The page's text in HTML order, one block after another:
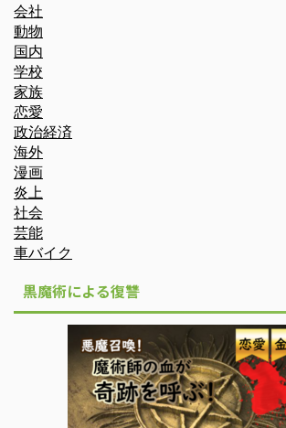
会社
動物
国内
学校
家族
恋愛
政治経済
海外
漫画
炎上
社会
芸能
車バイク
黒魔術による復讐